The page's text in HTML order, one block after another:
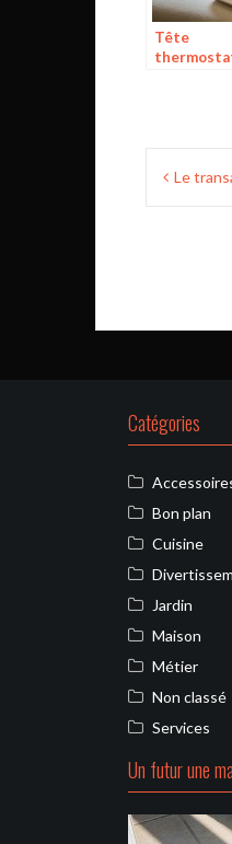
Tête
Le
Catégories
Bon plan
Cuisine
Jardin
Maison
Métier
Non classé
Services
Un futur une